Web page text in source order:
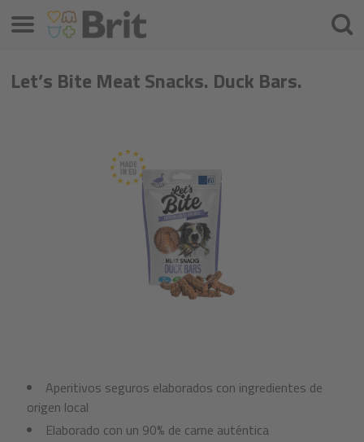
Let’s Bite Meat Snacks. Duck Bars.
Aperitivos seguros elaborados con ingredientes de
origen local
Elaborado con un 90% de carne auténtica
Menú